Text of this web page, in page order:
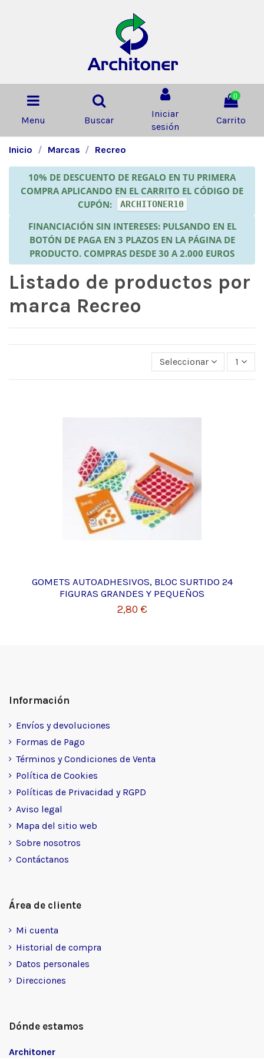
Menu Buscar
Iniciar
sesión
0
Carrito
Inicio Marcas Recreo
10% DE DESCUENTO DE REGALO EN TU PRIMERA
COMPRA APLICANDO EN EL CARRITO EL CÓDIGO DE
CUPÓN:
ARCHITONER10
FINANCIACIÓN SIN INTERESES: PULSANDO EN EL
BOTÓN DE PAGA EN 3 PLAZOS EN LA PÁGINA DE
PRODUCTO. COMPRAS DESDE 30 A 2.000 EUROS
Listado de productos por
marca Recreo
Seleccionar 1
GOMETS AUTOADHESIVOS, BLOC SURTIDO 24
FIGURAS GRANDES Y PEQUEÑOS
2,80 €
Información
Envíos y devoluciones
Formas de Pago
Términos y Condiciones de Venta
Política de Cookies
Políticas de Privacidad y RGPD
Aviso legal
Mapa del sitio web
Sobre nosotros
Contáctanos
Área de cliente
Mi cuenta
Historial de compra
Datos personales
Direcciones
Dónde estamos
Architoner